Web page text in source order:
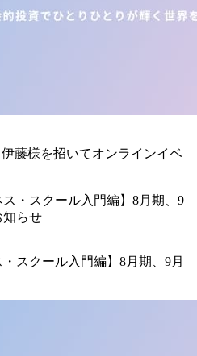
藤様を招いてオンラインイベ
スクール入門編】8月期、9月